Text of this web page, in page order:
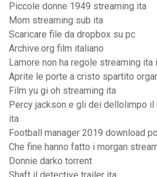
Piccole donne 1949 streaming ita
Mom streaming sub ita
Scaricare file da dropbox su pc
Archive.org film italiano
Lamore non ha regole streaming
Aprite le porte a cristo spartito
Film yu gi oh streaming ita
Percy jackson e gli dei dellolimpo
ita
Football manager 2019 download
Che fine hanno fatto i morgan
Donnie darko torrent